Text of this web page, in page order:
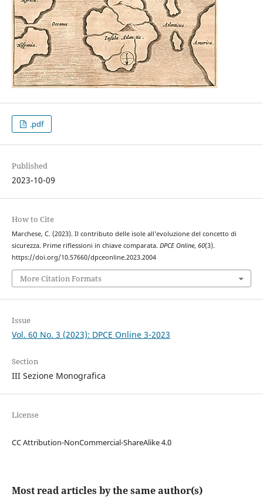
.pdf
Published
2023-10-09
How to Cite
Marchese, C. (2023). Il contributo delle isole all’evoluzione del concetto di
sicurezza. Prime riflessioni in chiave comparata. DPCE Online, 60(3).
https://doi.org/10.57660/dpceonline.2023.2004
More Citation Formats
Issue
Vol. 60 No. 3 (2023): DPCE Online 3-2023
Section
III Sezione Monografica
License
CC Attribution-NonCommercial-ShareAlike 4.0
Most read articles by the same author(s)